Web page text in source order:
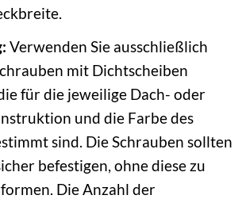
Verwenden Sie ausschließlich
mit Dichtscheiben
für die jeweilige Dach- oder
und die Farbe des
sind. Die Schrauben sollten
befestigen, ohne diese zu
Die Anzahl der